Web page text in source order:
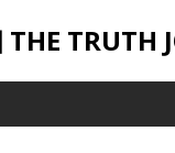
THE TRUTH